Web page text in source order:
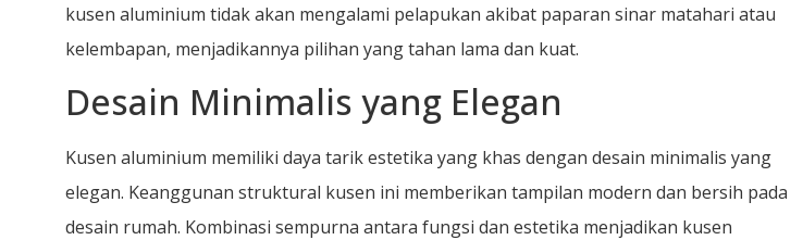
kusen aluminium tidak akan mengalami pelapukan akibat paparan sinar matahari atau
kelembapan, menjadikannya pilihan yang tahan lama dan kuat.
Desain Minimalis yang Elegan
Kusen aluminium memiliki daya tarik estetika yang khas dengan desain minimalis yang
elegan. Keanggunan struktural kusen ini memberikan tampilan modern dan bersih pada
desain rumah. Kombinasi sempurna antara fungsi dan estetika menjadikan kusen